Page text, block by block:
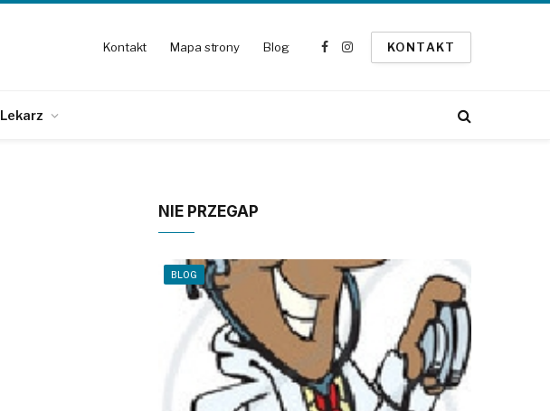
Kontakt Mapa strony Blog
Facebook
Instagram
KONTAKT
Lekarz
NIE PRZEGAP
BLOG